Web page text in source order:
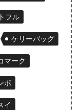
フル
ケリーバッグ
マーク
ポ
イ